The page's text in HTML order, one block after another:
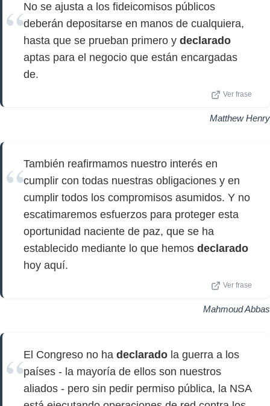
No se ajusta a los fideicomisos públicos
deberán depositarse en manos de cualquiera,
hasta que se prueban primero y declarado
aptas para el negocio que están encargadas
de.
Ver frase
Matthew Henry
También reafirmamos nuestro interés en
cumplir con todas nuestras obligaciones y en
cumplir todos los compromisos asumidos. Y no
escatimaremos esfuerzos para proteger esta
oportunidad naciente de paz, que se ha
establecido mediante lo que hemos declarado
hoy aquí.
Ver frase
Mahmoud Abbas
El Congreso no ha declarado la guerra a los
países - la mayoría de ellos son nuestros
aliados - pero sin pedir permiso pública, la NSA